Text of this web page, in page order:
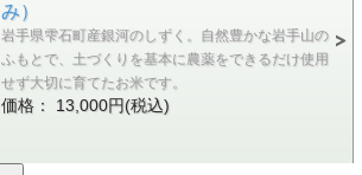
み）
岩手県雫石町産銀河のしずく。自然豊かな岩手山の
ふもとで、土づくりを基本に農薬をできるだけ使用
せず大切に育てたお米です。
価格： 13,000円(税込)